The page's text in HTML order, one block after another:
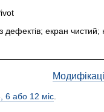
екран чистий;
6 або 12 міс.